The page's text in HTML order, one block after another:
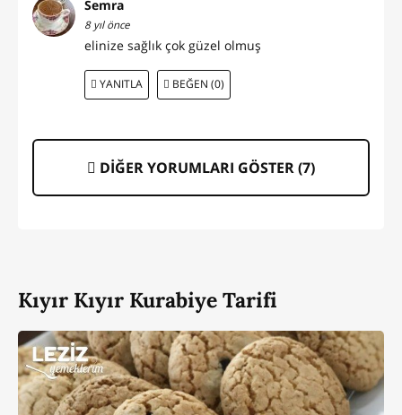
Semra
8 yıl önce
elinize sağlık çok güzel olmuş
YANITLA BEĞEN (0)
DİĞER YORUMLARI GÖSTER (7)
Kıyır Kıyır Kurabiye Tarifi